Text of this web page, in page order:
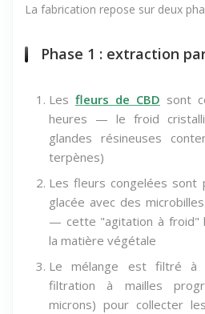
La fabrication repose sur deux
Phase 1 : extraction
Les fleurs de CBD sont
heures — le froid
glandes résineuses
terpènes)
Les fleurs congelées sont
glacée avec des
— cette "agitation à froid"
la matière végétale
Le mélange est filtré à
filtration à mailles
microns) pour collecter